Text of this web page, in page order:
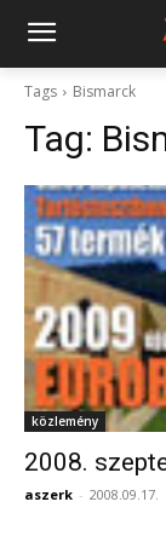
Tags Bismarck
Tag:
közlemény
2008.
aszerk - 2008.09.17.